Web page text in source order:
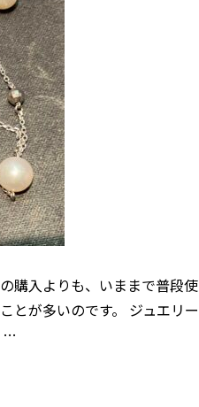
購入よりも、いままで普段使
とが多いのです。 ジュエリー
…